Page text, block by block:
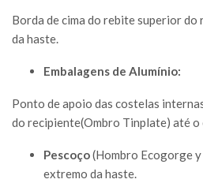
Borda de cima do rebite superior
da haste.
Embalagens de Alumínio:
Ponto de apoio das costelas
do recipiente(Ombro Tinplate) até o
Pescoço(Hombro Ecogorge
extremo da haste.